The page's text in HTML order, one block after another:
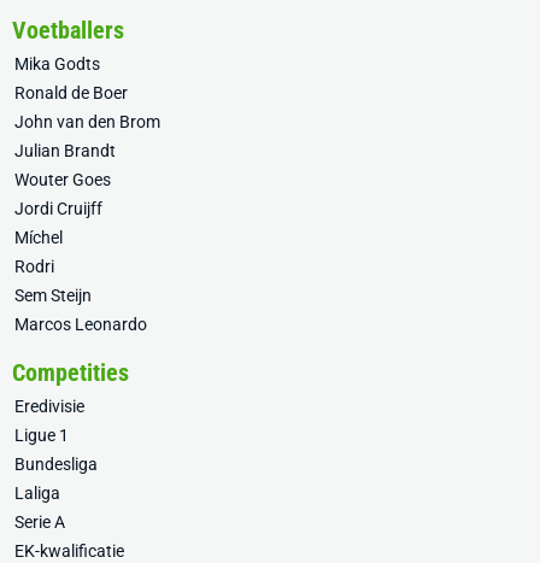
Voetballers
Mika Godts
Ronald de Boer
John van den Brom
Julian Brandt
Wouter Goes
Jordi Cruijff
Míchel
Rodri
Sem Steijn
Marcos Leonardo
Competities
Eredivisie
Ligue 1
Bundesliga
Laliga
Serie A
EK-kwalificatie